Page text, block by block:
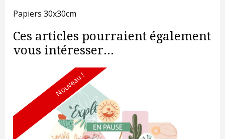
Papiers 30x30cm
Ces articles pourraient également
vous intéresser...
Nouveau !